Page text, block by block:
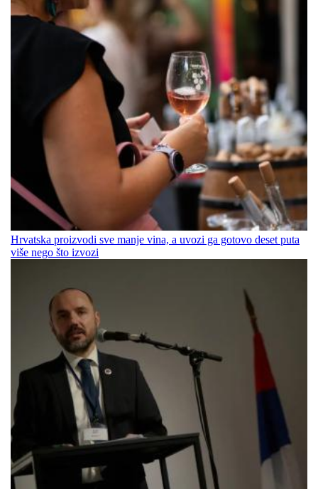
Hrvatska proizvodi sve manje vina, a uvozi ga gotovo deset puta
više nego što izvozi